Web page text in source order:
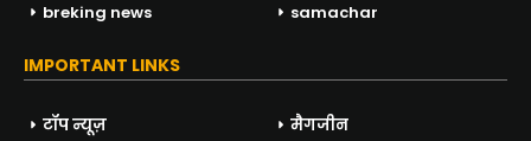
breking news
samachar
IMPORTANT LINKS
टॉप न्यूज़
मैगजीन